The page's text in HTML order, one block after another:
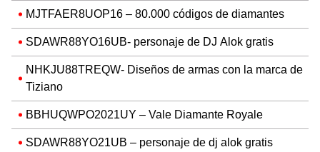
MJTFAER8UOP16 – 80.000 códigos de diamantes
SDAWR88YO16UB- personaje de DJ Alok gratis
NHKJU88TREQW- Diseños de armas con la marca de
Tiziano
BBHUQWPO2021UY – Vale Diamante Royale
SDAWR88YO21UB – personaje de dj alok gratis